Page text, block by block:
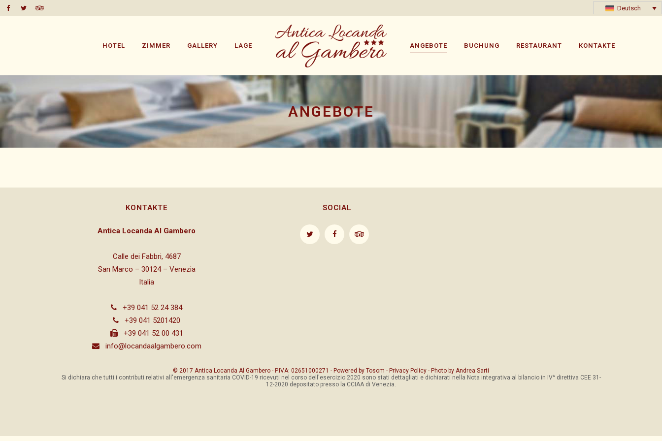
Deutsch
HOTEL ZIMMER GALLERY LAGE ANGEBOTE BUCHUNG RESTAURANT KONTAKTE
ANGEBOTE
KONTAKTE
Antica Locanda Al Gambero
Calle dei Fabbri, 4687
San Marco – 30124 – Venezia
Italia
+39 041 52 24 384
+39 041 5201420
+39 041 52 00 431
info@locandaalgambero.com
SOCIAL
© 2017 Antica Locanda Al Gambero - P.IVA: 02651000271 - Powered by Tosom - Privacy Policy - Photo by Andrea Sarti
Si dichiara che tutti i contributi relativi all'emergenza sanitaria COVID-19 ricevuti nel corso dell'esercizio 2020 sono stati dettagliati e dichiarati nella Nota integrativa al bilancio in IV^ direttiva CEE 31-
12-2020 depositato presso la CCIAA di Venezia.